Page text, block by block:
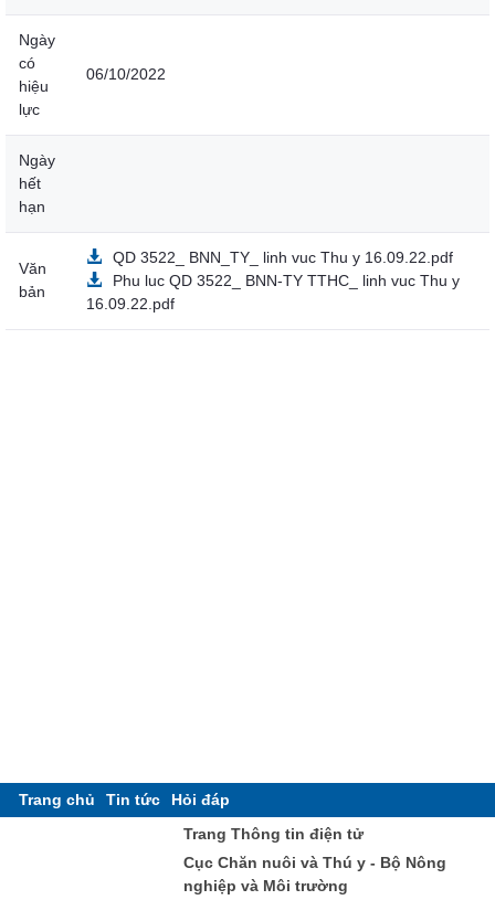
Ngày
có
hiệu
lực
06/10/2022
Ngày
hết
hạn
Văn
bản
QD 3522_ BNN_TY_ linh vuc Thu y 16.09.22.pdf
Phu luc QD 3522_ BNN-TY TTHC_ linh vuc Thu y
16.09.22.pdf
Trang chủ Tin tức
Hỏi đáp
Trang Thông tin điện tử
Cục Chăn nuôi và Thú y - Bộ Nông
nghiệp và Môi trường